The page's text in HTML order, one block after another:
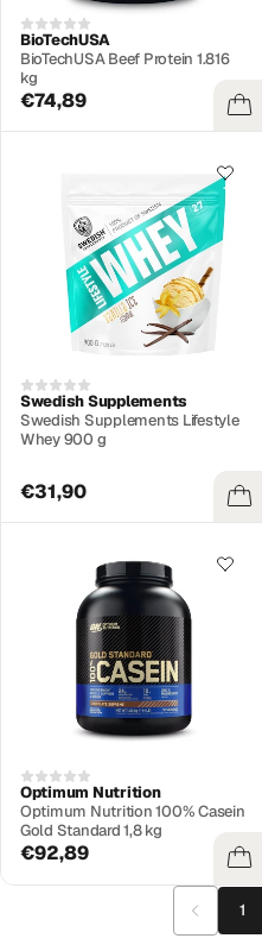
BioTechUSA
BioTechUSA Beef Protein 1.816
kg
€74,89
Swedish Supplements
Swedish Supplements Lifestyle
Whey 900 g
€31,90
Optimum Nutrition
Optimum Nutrition 100% Casein
Gold Standard 1,8 kg
€92,89
1